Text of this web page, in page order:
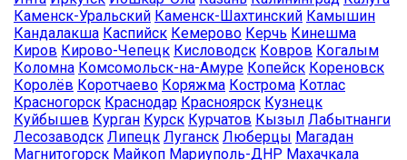
Каменск-Уральский Каменск-Шахтинский Камышин
Кандалакша Каспийск Кемерово Керчь Кинешма
Киров Кирово-Чепецк Кисловодск Ковров Когалым
Коломна Комсомольск-на-Амуре Копейск Кореновск
Королёв Коротчаево Коряжма Кострома Котлас
Красногорск Краснодар Красноярск Кузнецк
Куйбышев Курган Курск Курчатов Кызыл Лабытнанги
Лесозаводск Липецк Луганск Люберцы Магадан
Магнитогорск Майкоп Мариуполь-ДНР Махачкала